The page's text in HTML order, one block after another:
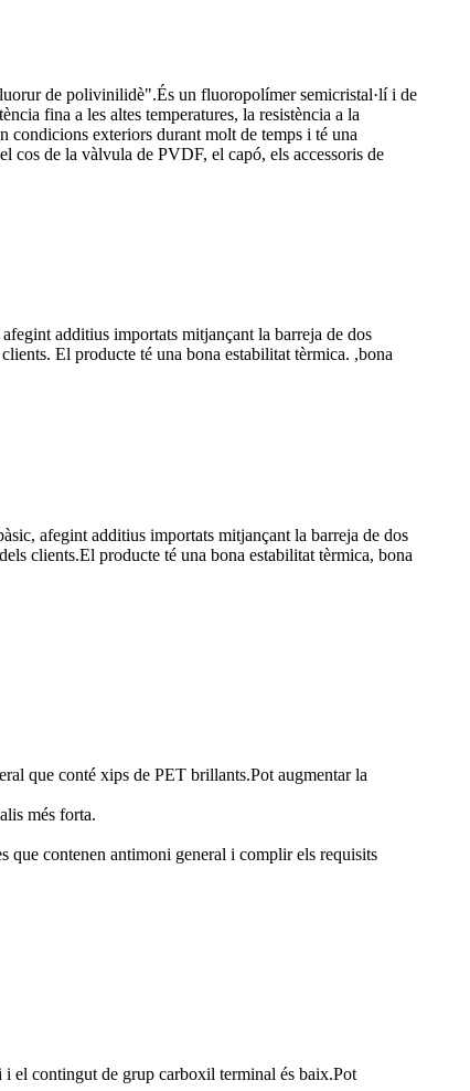
de polivinilidè".És un fluoropolímer semicristal·lí i de
fina a les altes temperatures, la resistència a la
condicions exteriors durant molt de temps i té una
cos de la vàlvula de PVDF, el capó, els accessoris de
additius importats mitjançant la barreja de dos
El producte té una bona estabilitat tèrmica. ,bona
afegint additius importats mitjançant la barreja de dos
clients.El producte té una bona estabilitat tèrmica, bona
que conté xips de PET brillants.Pot augmentar la
més forta.
que contenen antimoni general i complir els requisits
i el contingut de grup carboxil terminal és baix.Pot